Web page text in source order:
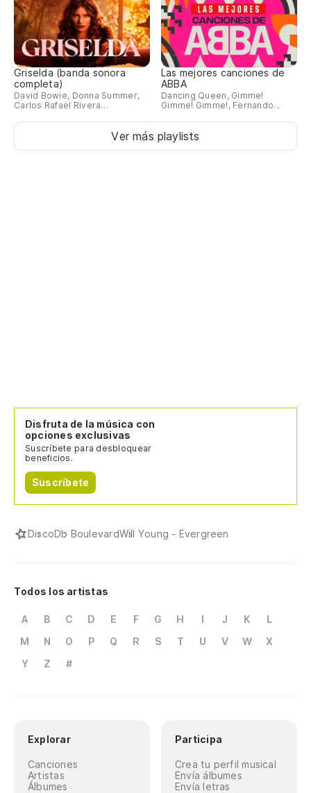
Griselda (banda sonora
completa)
David Bowie, Donna Summer,
Carlos Rafael Rivera…
Las mejores canciones de
ABBA
Dancing Queen, Gimme!
Gimme! Gimme!, Fernando...
Ver más playlists
Disfruta de la música con
opciones exclusivas
Suscríbete para desbloquear
beneficios.
Suscríbete
DiscoDb BoulevardWill Young - Evergreen
Todos los artistas
A B C D E F G H I J K
L
M
N O P Q R S T U V W
X
Y
Z #
Explorar
Canciones
Artistas
Álbumes
Participa
Crea tu perfil musical
Envía álbumes
Envía letras